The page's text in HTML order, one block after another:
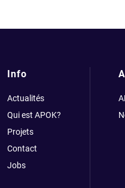
Info
Actualités
Qui est APOK?
Projets
Contact
Jobs